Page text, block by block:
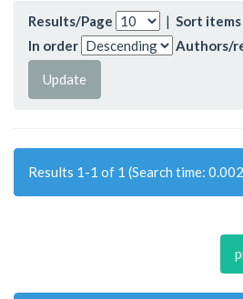
Results/Page | Sort
In order
Authors/
Results 1-1 of 1 (Search time: